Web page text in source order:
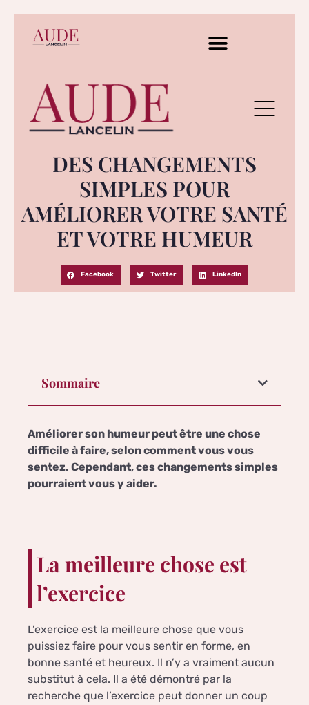
DES CHANGEMENTS
SIMPLES POUR
AMÉLIORER VOTRE SANTÉ
ET VOTRE HUMEUR
Facebook Twitter LinkedIn
Sommaire
Améliorer son humeur peut être une chose
difficile à faire, selon comment vous vous
sentez. Cependant, ces changements simples
pourraient vous y aider.
La meilleure chose est
l’exercice
L’exercice est la meilleure chose que vous
puissiez faire pour vous sentir en forme, en
bonne santé et heureux. Il n’y a vraiment aucun
substitut à cela. Il a été démontré par la
recherche que l’exercice peut donner un coup